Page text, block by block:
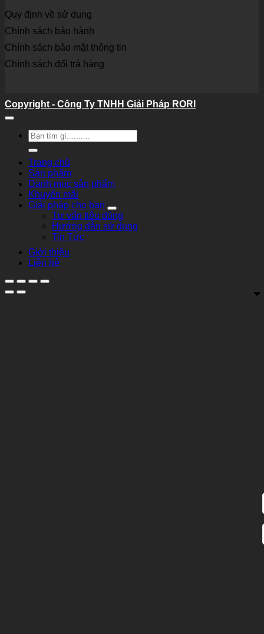
Quy định về sử dụng
Chính sách bảo hành
Chính sách bảo mật thông tin
Chính sách đổi trả hàng
Copyright - Công Ty TNHH Giải Pháp RORI
Tìm
kiếm:
Trang chủ
Sản phẩm
Danh mục sản phẩm
Khuyến mãi
Giải pháp cho bạn
Tư vấn tiêu dùng
Hướng dẫn sử dụng
Tin Tức
Giới thiệu
Liên hệ